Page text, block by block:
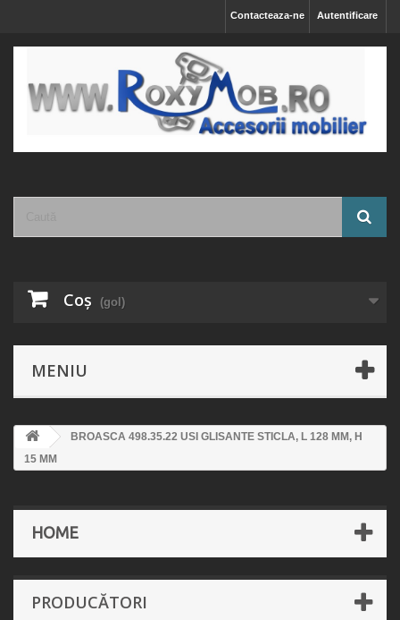
Autentificare
Contacteaza-ne
Coş (gol)
MENIU
BROASCA 498.35.22 USI GLISANTE STICLA, L 128 MM, H
15 MM
HOME
PRODUCĂTORI